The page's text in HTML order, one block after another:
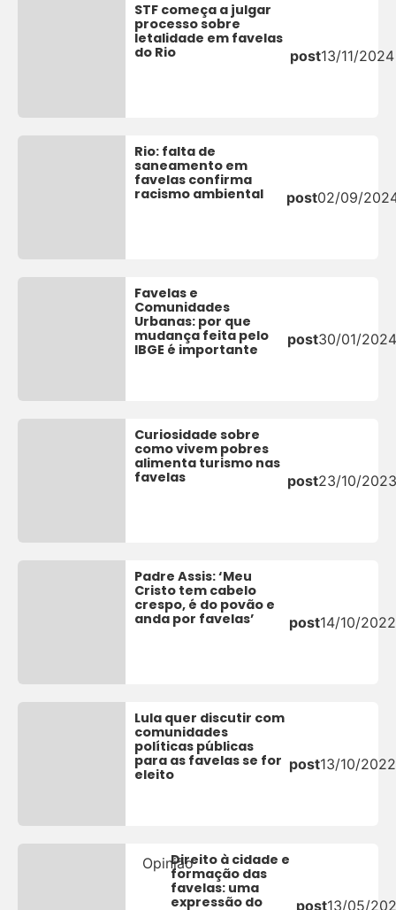
STF começa a julgar
processo sobre
letalidade em favelas
do Rio
post13/11/2024
Rio: falta de
saneamento em
favelas confirma
racismo ambiental
post02/09/
Favelas e
Comunidades
Urbanas: por que
mudança feita pelo
IBGE é importante
post30/01/
Curiosidade sobre
como vivem pobres
alimenta turismo nas
favelas
post23/10/
Padre Assis: ‘Meu
Cristo tem cabelo
crespo, é do povão e
anda por favelas’
post14/10/2022
Lula quer discutir com
comunidades
políticas públicas
para as favelas se for
eleito
post13/10/2022
OpiniãoDireito à cidade e
formação das
favelas: uma
expressão do
post13/05/